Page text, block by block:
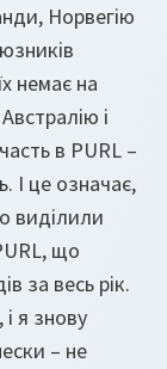
Норвегію
немає на
і
в PURL –
І це означає,
виділили
що
за весь рік.
я знову
– не